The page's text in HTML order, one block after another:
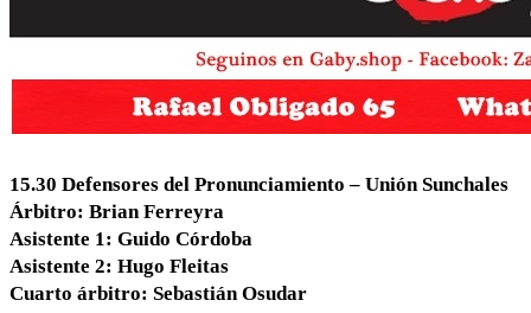
15.30 Defensores del Pronunciamiento – Unión Sunchales
Árbitro: Brian Ferreyra
Asistente 1: Guido Córdoba
Asistente 2: Hugo Fleitas
Cuarto árbitro: Sebastián Osudar